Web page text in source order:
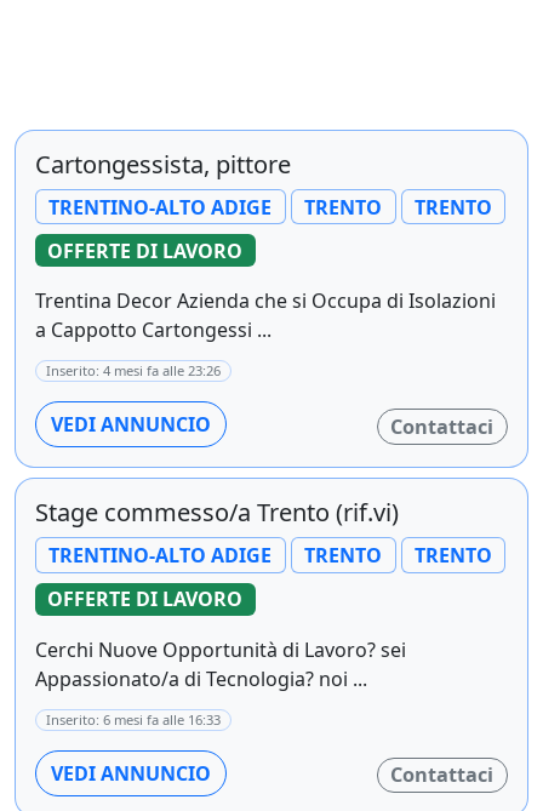
Cartongessista, pittore
TRENTINO-ALTO ADIGE TRENTO
TRENTO
OFFERTE DI LAVORO
Trentina Decor Azienda che si Occupa di Isolazioni
a Cappotto Cartongessi ...
Inserito: 4 mesi fa alle 23:26
VEDI ANNUNCIO Contattaci
Stage commesso/a Trento (rif.vi)
TRENTINO-ALTO ADIGE TRENTO
TRENTO
OFFERTE DI LAVORO
Cerchi Nuove Opportunità di Lavoro? sei
Appassionato/a di Tecnologia? noi ...
Inserito: 6 mesi fa alle 16:33
VEDI ANNUNCIO Contattaci